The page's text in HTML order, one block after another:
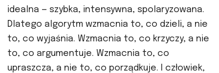
idealna — szybka, intensywna, spolaryzowana.
Dlatego algorytm wzmacnia to, co dzieli, a nie
to, co wyjaśnia. Wzmacnia to, co krzyczy, a nie
to, co argumentuje. Wzmacnia to, co
upraszcza, a nie to, co porządkuje. I człowiek,